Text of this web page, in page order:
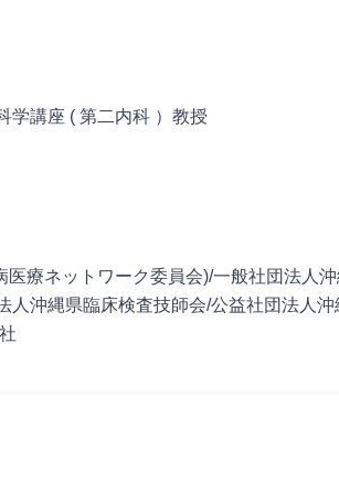
学講座 ( 第⼆内科 ）教授
療ネットワーク委員会)/⼀般社団法⼈
沖縄県臨床検査技師会/公益社団法⼈